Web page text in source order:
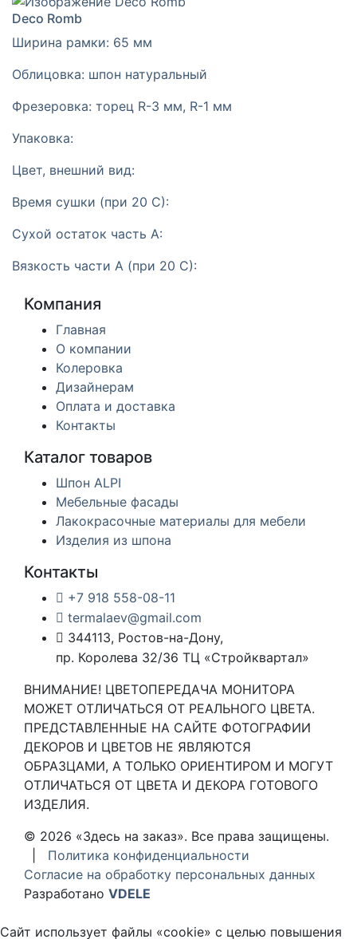
Deco Romb
Ширина рамки: 65 мм
Облицовка: шпон натуральный
Фрезеровка: торец R-3 мм, R-1 мм
Упаковка:
Цвет, внешний вид:
Время сушки (при 20 С):
Сухой остаток часть А:
Вязкость части А (при 20 С):
Компания
Главная
О компании
Колеровка
Дизайнерам
Оплата и доставка
Контакты
Каталог товаров
Шпон ALPI
Мебельные фасады
Лакокрасочные материалы для мебели
Изделия из шпона
Контакты
+7 918 558-08-11
termalaev@gmail.com
344113, Ростов-на-Дону,
пр. Королева 32/36 ТЦ «Стройквартал»
ВНИМАНИЕ! ЦВЕТОПЕРЕДАЧА МОНИТОРА
МОЖЕТ ОТЛИЧАТЬСЯ ОТ РЕАЛЬНОГО ЦВЕТА.
ПРЕДСТАВЛЕННЫЕ НА САЙТЕ ФОТОГРАФИИ
ДЕКОРОВ И ЦВЕТОВ НЕ ЯВЛЯЮТСЯ
ОБРАЗЦАМИ, А ТОЛЬКО ОРИЕНТИРОМ И МОГУТ
ОТЛИЧАТЬСЯ ОТ ЦВЕТА И ДЕКОРА ГОТОВОГО
ИЗДЕЛИЯ.
© 2026 «Здесь на заказ». Все права защищены.
Политика конфиденциальности
Согласие на обработку персональных данных
Разработано VDELE
Сайт использует файлы «cookie» с целью повышения